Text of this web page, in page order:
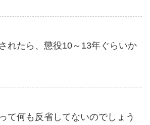
れたら、懲役10～13年ぐらいか
て何も反省してないのでしょう